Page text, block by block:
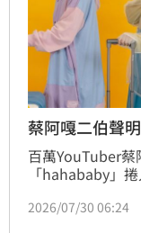
蔡阿嘎二伯聲
百萬YouTuber
「hahababy」
商品，未來也將
2026/07/30 06:24